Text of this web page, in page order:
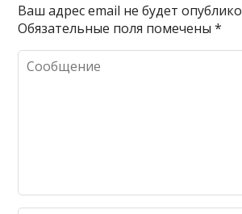
Ваш адрес email не будет
Обязательные поля помечены*